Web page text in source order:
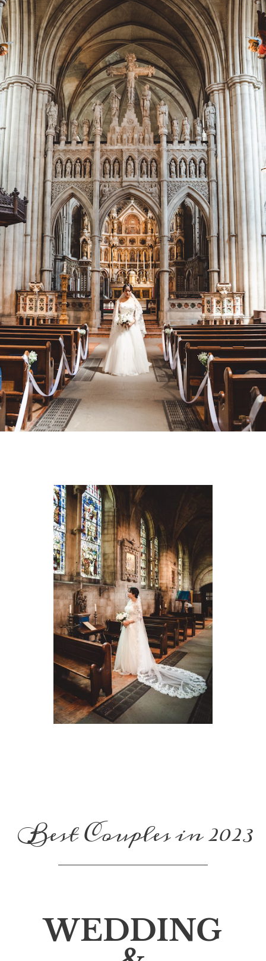
Best Couples in 2023
WEDDING